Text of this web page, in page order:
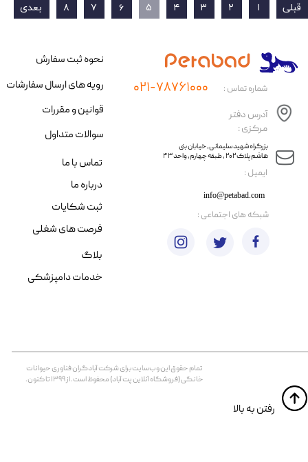
قبلی ۱ ۲ ۳ ۴ ۵ ۶ ۷ ۸ بعدی
​ایمیل :
آدرس دفتر
مرکزی :
info@petabad.com
​​بزرگراه شهید سلیمانی، خیابان بنی
هاشم پلاک ۲۰۲ ، طبقه چهارم، واحد ۴۳
شماره تماس : ۰۲۱-۷۸۷۶۱۰۰۰
تمام حقوق اين وب‌سايت برای شرکت آبادگران فناوری حیوانات
خانگی (فروشگاه آنلاین پت آباد) محفوظ است. از ۱۳۹۹ تا کنون.
​​رفتن به بالا
نحوه ثبت سفارش
رویه های ارسال سفارشات
قوانین و مقررات
سوالات متداول
تماس با ما
درباره ما
ثبت شکایات
فرصت های شغلی
​شبکه های اجتماعی :
بلاگ
خدمات دامپزشکی